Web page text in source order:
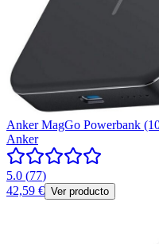
Anker MagGo Powerbank
Anker
5.0 (77)
42,59 € Ver producto